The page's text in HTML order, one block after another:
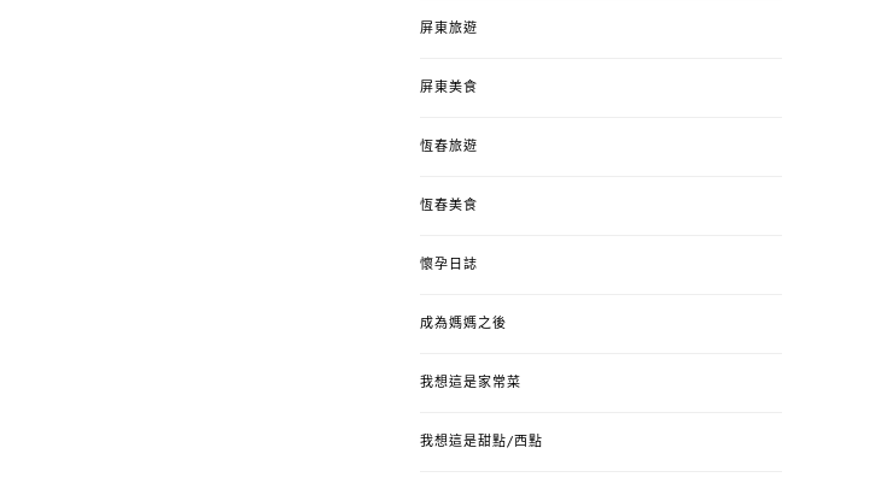
屏東旅遊
屏東美食
恆春旅遊
恆春美食
懷孕日誌
成為媽媽之後
我想這是家常菜
我想這是甜點/西點